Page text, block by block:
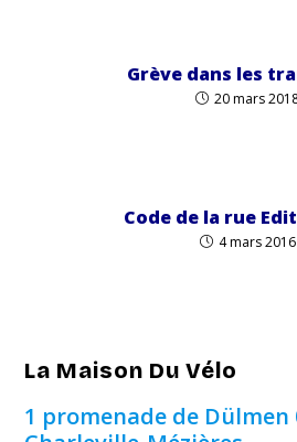
Grève dans les
20 mars
Code de la rue
4 mars 2016
La Maison Du Vélo
1 promenade de Dülmen